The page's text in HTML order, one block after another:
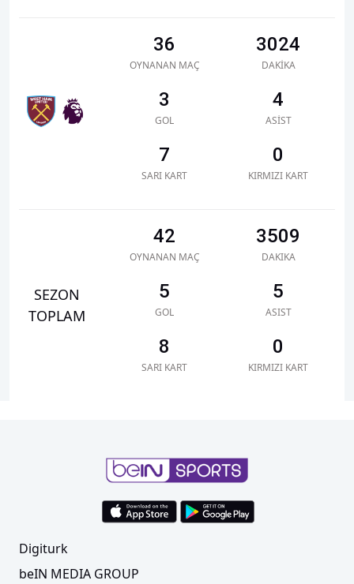
36
OYNANAN MAÇ
3024
DAKIKA
3
GOL
4
ASIST
7
SARI KART
0
KIRMIZI KART
SEZON
TOPLAM
42
OYNANAN MAÇ
3509
DAKIKA
5
GOL
5
ASIST
8
SARI KART
0
KIRMIZI KART
Digiturk
beIN MEDIA GROUP